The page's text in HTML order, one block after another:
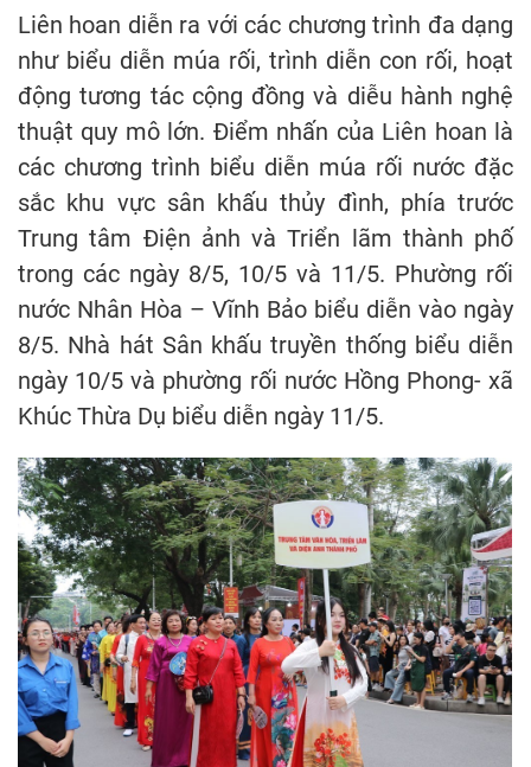
Liên hoan diễn ra với các chương trình đa dạng
như biểu diễn múa rối, trình diễn con rối, hoạt
động tương tác cộng đồng và diễu hành nghệ
thuật quy mô lớn. Điểm nhấn của Liên hoan là
các chương trình biểu diễn múa rối nước đặc
sắc khu vực sân khấu thủy đình, phía trước
Trung tâm Điện ảnh và Triển lãm thành phố
trong các ngày 8/5, 10/5 và 11/5. Phường rối
nước Nhân Hòa – Vĩnh Bảo biểu diễn vào ngày
8/5. Nhà hát Sân khấu truyền thống biểu diễn
ngày 10/5 và phường rối nước Hồng Phong- xã
Khúc Thừa Dụ biểu diễn ngày 11/5.